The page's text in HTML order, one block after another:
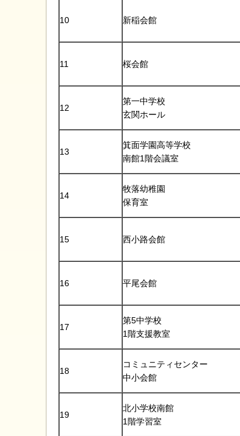
10 新稲会館
11 桜会館
12
第一中学校
玄関ホール
13
箕面学園高等学校
南館1階会議室
14
牧落幼稚園
保育室
15 西小路会館
16 平尾会館
17
第5中学校
1階支援教室
18
コミュニティセンター
中小会館
19
北小学校南館
1階学習室